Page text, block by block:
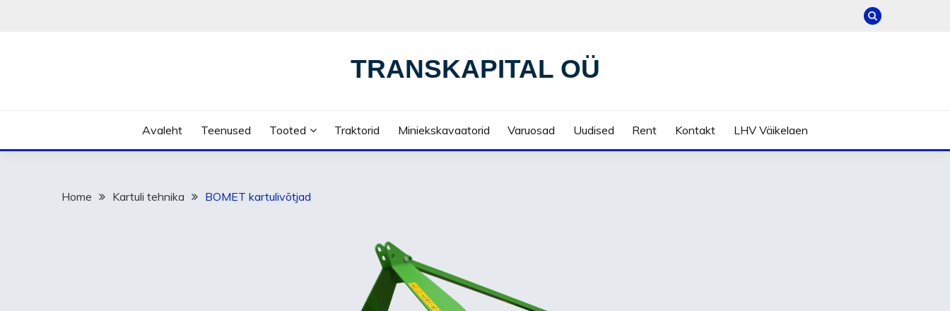
TRANSKAPITAL OÜ
Avaleht Teenused Tooted Traktorid Miniekskavaatorid Varuosad Uudised Rent Kontakt LHV Väikelaen
Home Kartuli tehnika BOMET kartulivõtjad